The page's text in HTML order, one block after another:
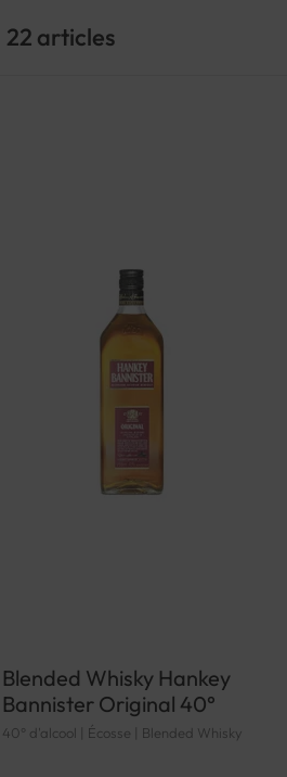
22 articles
Blended Whisky Hankey
Bannister Original 40°
40° d'alcool | Écosse | Blended Whisky